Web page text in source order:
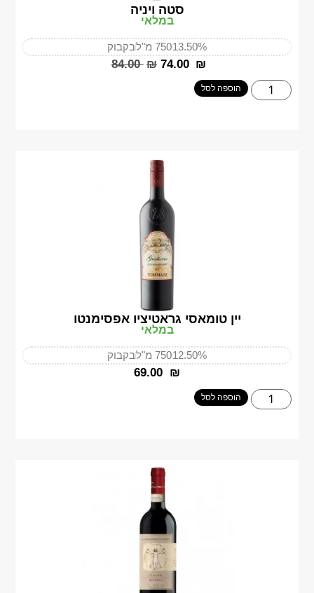
סטה ויניה
במלאי
13.50%750 מ"ל בקבוק
‎84.00 ₪ ‎74.00 ₪
הוספה לסל
יין טומאסי גראטיציו אפסימנטו
במלאי
12.50%750 מ"ל בקבוק
‎69.00 ₪
הוספה לסל